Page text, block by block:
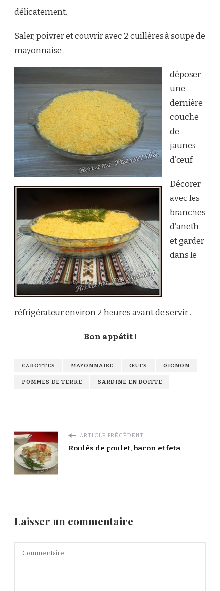
délicatement.
Saler, poivrer et couvrir avec 2 cuillères à soupe de
mayonnaise .
déposer
une
dernière
couche
de
jaunes
d’œuf.
Décorer
avec les
branches
d’aneth
et garder
dans le
réfrigérateur environ 2 heures avant de servir .
Bon appétit !
CAROTTES MAYONNAISE ŒUFS OIGNON
POMMES DE TERRE SARDINE EN BOITTE
ARTICLE PRÉCÉDENT
Roulés de poulet, bacon et feta
Laisser un commentaire